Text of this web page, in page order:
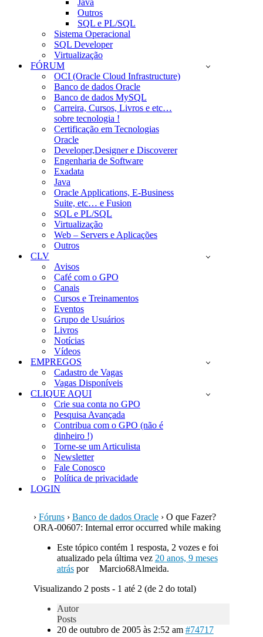
Java
Outros
SQL e PL/SQL
Sistema Operacional
SQL Developer
Virtualização
FÓRUM
OCI (Oracle Cloud Infrastructure)
Banco de dados Oracle
Banco de dados MySQL
Carreira, Cursos, Livros e etc…
sobre tecnologia !
Certificação em Tecnologias
Oracle
Developer,Designer e Discoverer
Engenharia de Software
Exadata
Java
Oracle Applications, E-Business
Suite, etc… e Fusion
SQL e PL/SQL
Virtualização
Web – Servers e Aplicações
Outros
CLV
Avisos
Café com o GPO
Canais
Cursos e Treinamentos
Eventos
Grupo de Usuários
Livros
Notícias
Vídeos
EMPREGOS
Cadastro de Vagas
Vagas Disponíveis
CLIQUE AQUI
Crie sua conta no GPO
Pesquisa Avançada
Contribua com o GPO (não é
dinheiro !)
Torne-se um Articulista
Newsletter
Fale Conosco
Política de privacidade
LOGIN
› Fóruns › Banco de dados Oracle › O que Fazer?
ORA-00607: Internal error occurred while making
Este tópico contém 1 resposta, 2 vozes e foi
atualizado pela última vez 20 anos, 9 meses
atráspor
Marcio68Almeida.
Visualizando 2 posts - 1 até 2 (de 2 do total)
Autor
Posts
20 de outubro de 2005 às 2:52 am #74717